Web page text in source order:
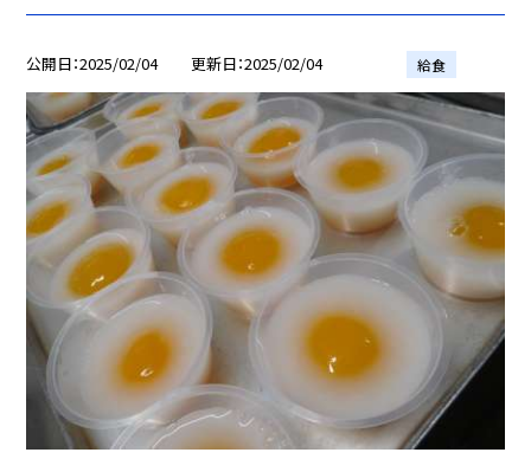
公開日 2025/02/04 更新日 2025/02/04 給食